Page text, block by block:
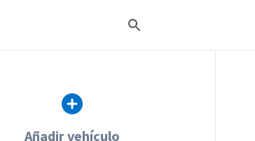
Añadir vehículo